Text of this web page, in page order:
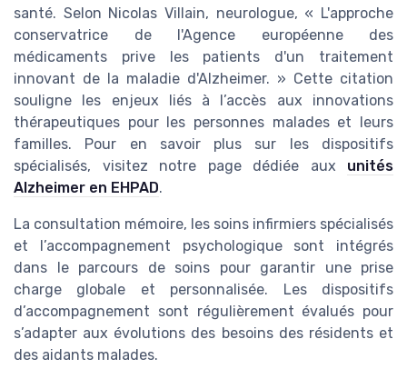
santé. Selon Nicolas Villain, neurologue, « L'approche
conservatrice de l'Agence européenne des
médicaments prive les patients d'un traitement
innovant de la maladie d'Alzheimer. » Cette citation
souligne les enjeux liés à l’accès aux innovations
thérapeutiques pour les personnes malades et leurs
familles. Pour en savoir plus sur les dispositifs
spécialisés, visitez notre page dédiée aux unités
Alzheimer en EHPAD.
La consultation mémoire, les soins infirmiers spécialisés
et l’accompagnement psychologique sont intégrés
dans le parcours de soins pour garantir une prise
charge globale et personnalisée. Les dispositifs
d’accompagnement sont régulièrement évalués pour
s’adapter aux évolutions des besoins des résidents et
des aidants malades.